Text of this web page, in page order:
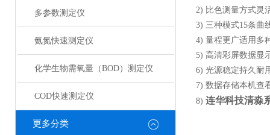
多参数测定仪
氨氮快速测定仪
化学生物需氧量（BOD）测定仪
COD快速测定仪
更多分类
2) 比色测量方式灵
3) 三种模式15条曲
4) 量程更广适用多
5) 高清彩屏数据显
6) 光源稳定持久耐
7) 数据存储本机查
8) 连华科技清淼